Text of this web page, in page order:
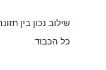
שילוב נכון בין תזונה
כל הכבוד.